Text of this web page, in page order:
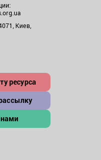
Киев,
ресурса